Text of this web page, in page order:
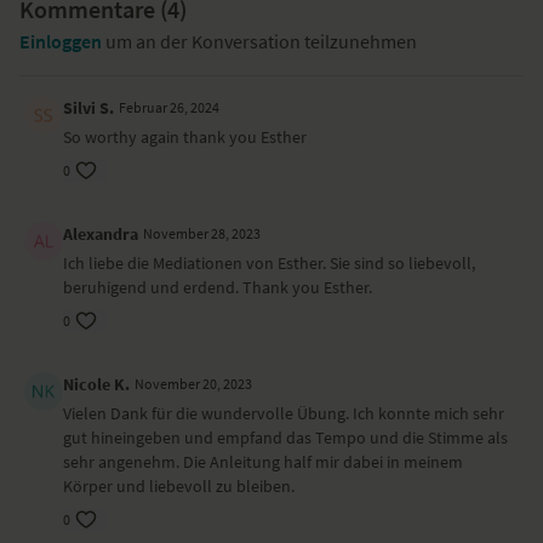
when remembering a more difficult situation. You can hold and put a
wider gaze on that feelings with compassion.
Sit and open to the feelings that are present. Invite them to come
forward with kind attention.
This video is a recording of one of our live classes, so the video or
audio quality may not correspond to the YogaEasy standard you are
used to.
... bringst du dein achtsames Gewahrsein zu deinen Gefühlen und
erlaubst ihnen, zu sein. Vielleicht stellst du fest, dass manchmal gar
nicht so viel passiert und dann kannst du das beobachten.
... bist du eingeladen, neugierig zu werden und dich dafür zu
interessieren, was in dir vorgeht. In der Stille. Erweitere deine
Kommentare (4)
Einloggen um an der Konversation teilzunehmen
Silvi S. Februar 26, 2024
So worthy again thank you Esther
0
Alexandra November 28, 2023
Ich liebe die Mediationen von Esther. Sie sind so liebevoll,
beruhigend und erdend. Thank you Esther.
0
Nicole K. November 20, 2023
Vielen Dank für die wundervolle Übung. Ich konnte mich sehr
gut hineingeben und empfand das Tempo und die Stimme als
sehr angenehm. Die Anleitung half mir dabei in meinem
Körper und liebevoll zu bleiben.
0